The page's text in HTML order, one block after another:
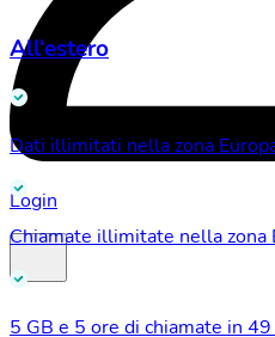
Login
All‘estero
Dati illimitati nella zona
Chiamate illimitate nella zona
5 GB e 5 ore di chiamate in